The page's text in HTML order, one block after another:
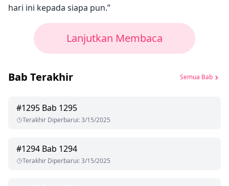
hari ini kepada siapa pun.”
Lanjutkan Membaca
Bab Terakhir Semua Bab
#1295 Bab 1295
Terakhir Diperbarui:3/15/2025
#1294 Bab 1294
Terakhir Diperbarui:3/15/2025